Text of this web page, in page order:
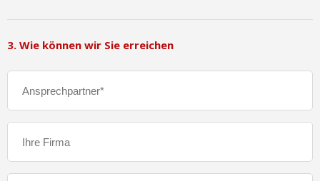
3. Wie können wir Sie erreichen